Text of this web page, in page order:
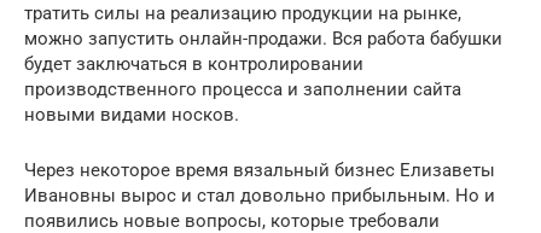
тратить силы на реализацию продукции на рынке,
можно запустить онлайн-продажи. Вся работа бабушки
будет заключаться в контролировании
производственного процесса и заполнении сайта
новыми видами носков.
Через некоторое время вязальный бизнес Елизаветы
Ивановны вырос и стал довольно прибыльным. Но и
появились новые вопросы, которые требовали